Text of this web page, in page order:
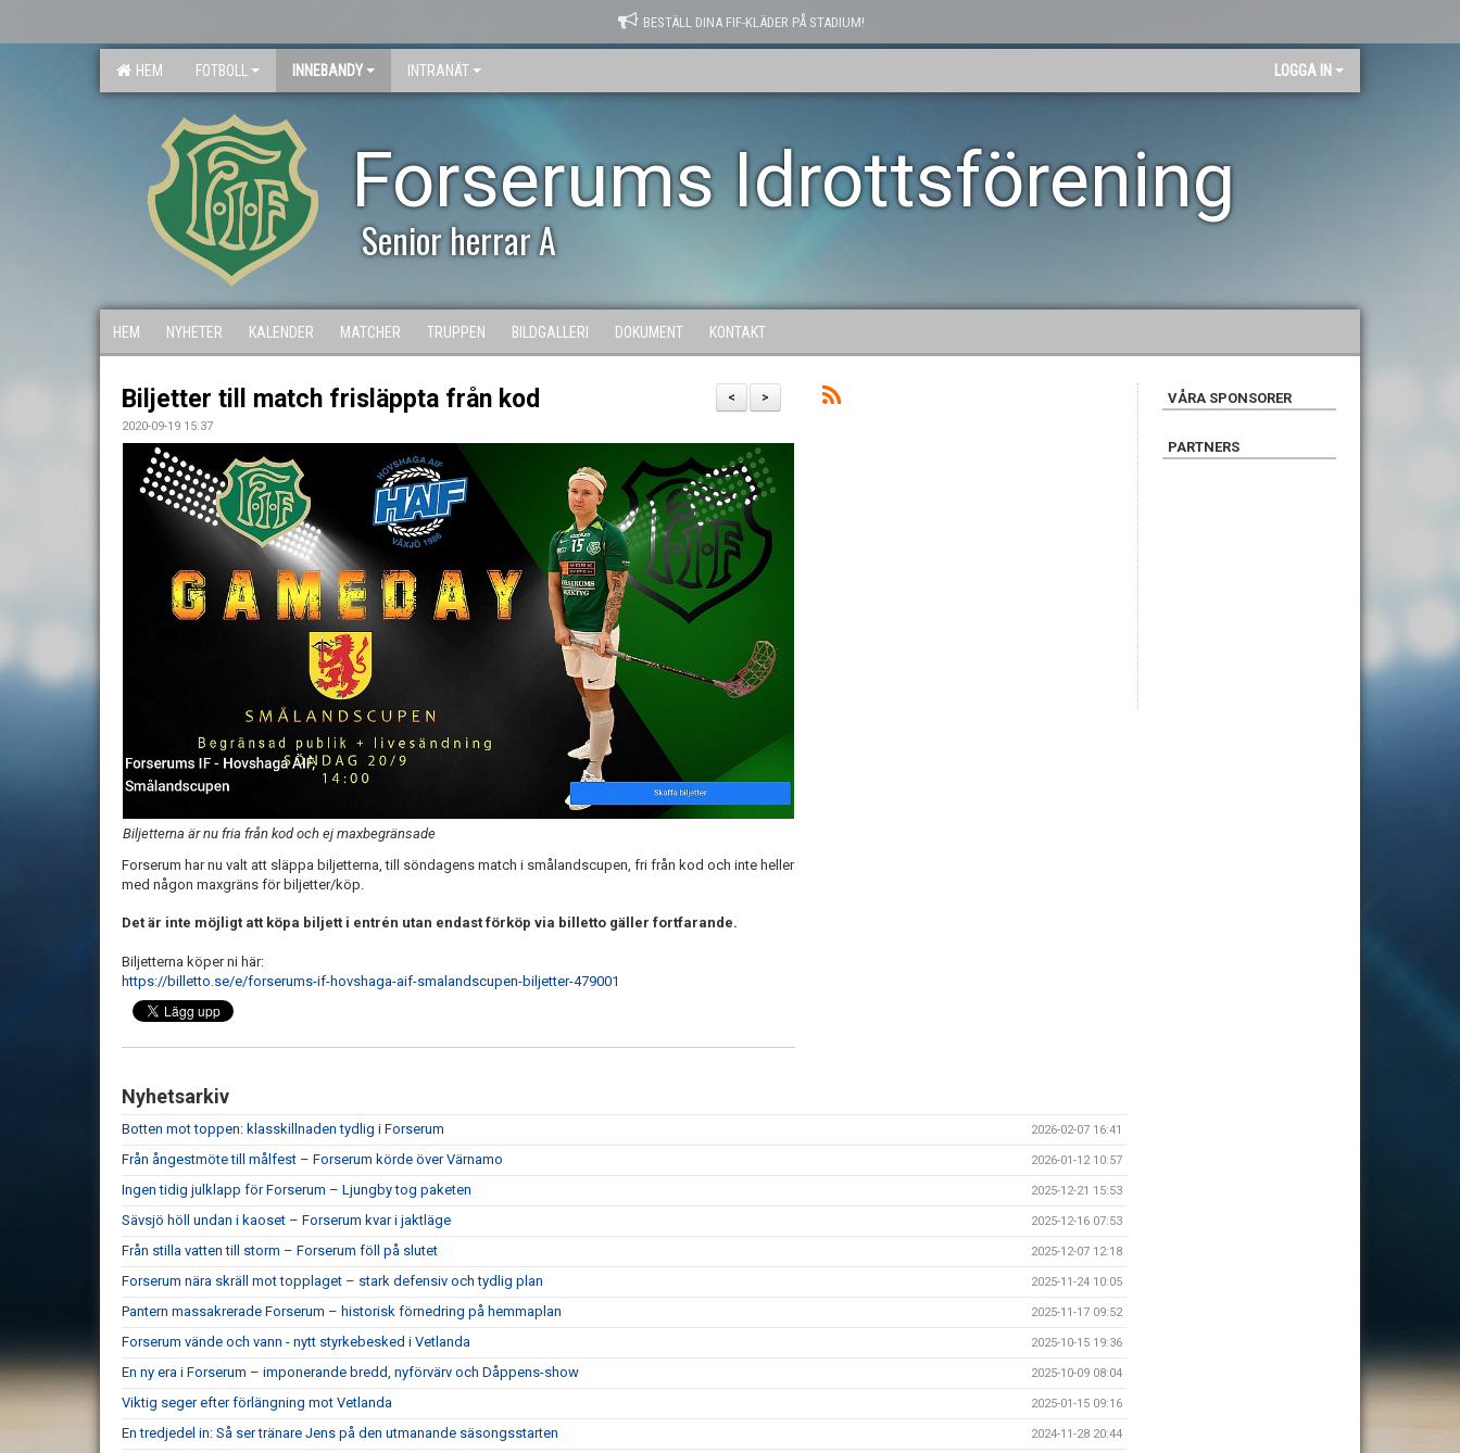
BESTÄLL DINA FIF-KLÄDER PÅ STADIUM!
HEM FOTBOLL INNEBANDY INTRANÄT LOGGA IN
Forserums Idrottsförening
Senior herrar A
HEM NYHETER KALENDER MATCHER TRUPPEN BILDGALLERI DOKUMENT KONTAKT
>
<
Biljetter till match frisläppta från kod
2020-09-19 15:37
Biljetterna är nu fria från kod och ej maxbegränsade
Forserum har nu valt att släppa biljetterna, till söndagens match i smålandscupen, fri från kod och inte heller
med någon maxgräns för biljetter/köp.
Det är inte möjligt att köpa biljett i entrén utan endast förköp via billetto gäller fortfarande.
Biljetterna köper ni här:
https://billetto.se/e/forserums-if-hovshaga-aif-smalandscupen-biljetter-479001
Nyhetsarkiv
Botten mot toppen: klasskillnaden tydlig i Forserum 2026-02-07 16:41
Från ångestmöte till målfest – Forserum körde över Värnamo 2026-01-12 10:57
Ingen tidig julklapp för Forserum – Ljungby tog paketen 2025-12-21 15:53
Sävsjö höll undan i kaoset – Forserum kvar i jaktläge 2025-12-16 07:53
Från stilla vatten till storm – Forserum föll på slutet 2025-12-07 12:18
Forserum nära skräll mot topplaget – stark defensiv och tydlig plan 2025-11-24 10:05
Pantern massakrerade Forserum – historisk förnedring på hemmaplan 2025-11-17 09:52
Forserum vände och vann - nytt styrkebesked i Vetlanda 2025-10-15 19:36
En ny era i Forserum – imponerande bredd, nyförvärv och Dåppens-show 2025-10-09 08:04
Viktig seger efter förlängning mot Vetlanda 2025-01-15 09:16
En tredjedel in: Så ser tränare Jens på den utmanande säsongsstarten 2024-11-28 20:44
VÅRA SPONSORER
PARTNERS